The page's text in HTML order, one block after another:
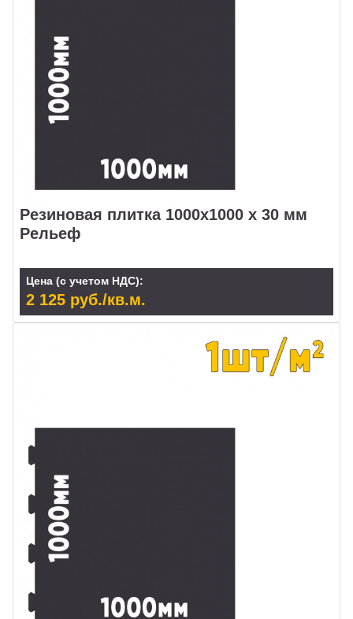
Резиновая плитка 1000х1000 х 30 мм
Рельеф
Цена (с учетом НДС):
2 125 руб./кв.м.